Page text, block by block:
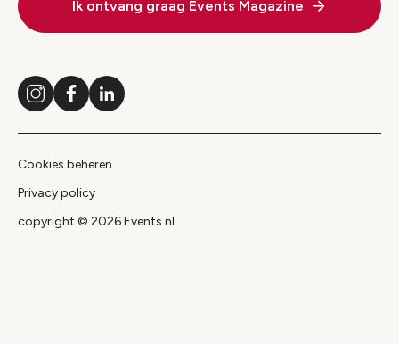
Ik ontvang graag Events Magazine
InstagramFacebookLinkedIn
Cookies beheren
Privacy policy
copyright © 2026 Events.nl